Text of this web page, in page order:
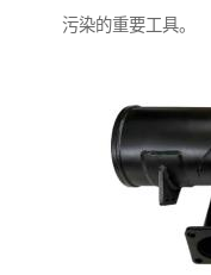
污染的重要工具。